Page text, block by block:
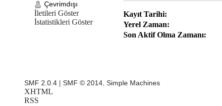
Çevrimdışı
İletileri Göster
İstatistikleri Göster
Kayıt Tarihi:
Yerel Zaman:
Son Aktif Olma Zamanı:
SMF 2.0.4 | SMF © 2014 Simple Machines
XHTML
RSS